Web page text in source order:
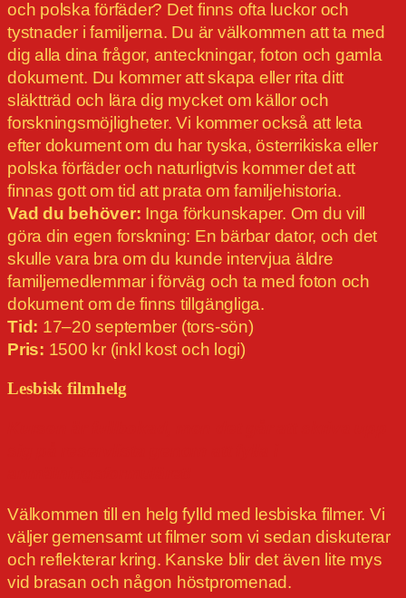
och polska förfäder? Det finns ofta luckor och
tystnader i familjerna. Du är välkommen att ta med
dig alla dina frågor, anteckningar, foton och gamla
dokument. Du kommer att skapa eller rita ditt
släktträd och lära dig mycket om källor och
forskningsmöjligheter. Vi kommer också att leta
efter dokument om du har tyska, österrikiska eller
polska förfäder och naturligtvis kommer det att
finnas gott om tid att prata om familjehistoria.
Vad du behöver: Inga förkunskaper. Om du vill
göra din egen forskning: En bärbar dator, och det
skulle vara bra om du kunde intervjua äldre
familjemedlemmar i förväg och ta med foton och
dokument om de finns tillgängliga.
Tid: 17–20 september (tors-sön)
Pris: 1500 kr (inkl kost och logi)
Lesbisk filmhelg
Välkommen till en helg fylld med lesbiska filmer. Vi
väljer gemensamt ut filmer som vi sedan diskuterar
och reflekterar kring. Kanske blir det även lite mys
vid brasan och någon höstpromenad.